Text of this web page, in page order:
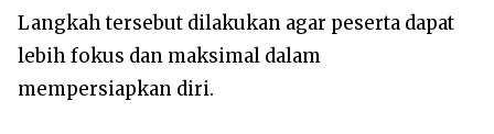
‎Langkah tersebut dilakukan agar peserta dapat
lebih fokus dan maksimal dalam
mempersiapkan diri.